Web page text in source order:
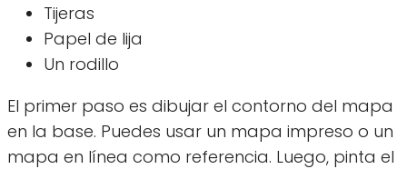
Tijeras
Papel de lija
Un rodillo
El primer paso es dibujar el contorno del mapa
en la base. Puedes usar un mapa impreso o un
mapa en línea como referencia. Luego, pinta el